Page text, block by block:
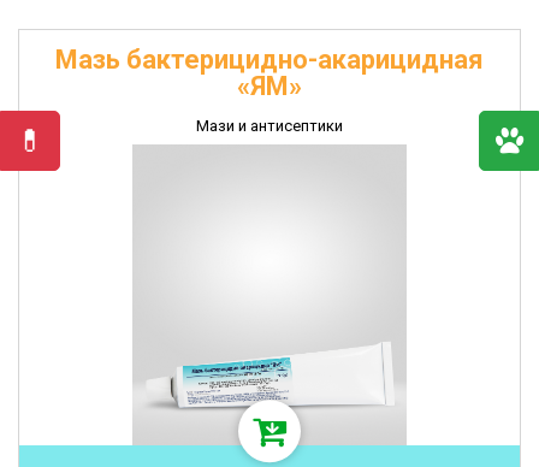
Мазь бактерицидно-акарицидная
«ЯМ»
Мази и антисептики